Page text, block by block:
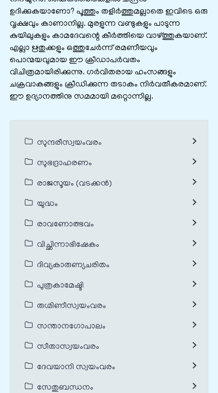
ഉദിക്കുകയാണോ? പൂത്തും തളിർത്തുമല്ലാതെ ഇവിടെ ഒരു
വൃക്ഷവും കാണാനില്ല. മുരളുന്ന വണ്ടുകളും പാടുന്ന
കുയിലുകളും കാമദേവന്റെ കീർത്തിയെ വാഴ്ത്തുകയാണ്‌.
എല്ലാ ഋതുക്കളും ഒത്തുചേർന്ന്‌ രമണീയവും
പൊന്മയവുമായ ഈ ക്രീഡാപർവതം
വിചിത്രമായിരിക്കുന്നു. ഗർവിതരായ ഹംസങ്ങളും
ചക്രവാകങ്ങളും ക്രീഡിക്കുന്ന തടാകം നിർവതീകരമാണ്‌.
ഈ ഉദ്യാനത്തിനു സമമായി മറ്റൊന്നില്ല.
സുന്ദരീസ്വയംവരം
സുഭദ്രാഹരണം
രാജസൂയം (വടക്കൻ)
യുദ്ധം
രാവണോത്ഭവം
വിച്ഛിന്നാഭിഷേകം
ദിവ്യകാരുണ്യചരിതം
പുത്രകാമേഷ്ടി
രുഗ്മിണീസ്വയംവരം
സന്താനഗോപാലം
സീതാസ്വയംവരം
ദേവയാനി സ്വയംവരം
സേതുബന്ധനം